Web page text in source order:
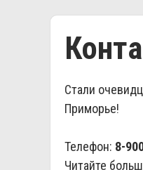
Стали
Приморье!
Телефон: 8-
Читайте